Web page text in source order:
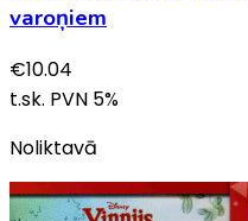
varoņiem
€10.04
t.sk. PVN 5%
Noliktavā